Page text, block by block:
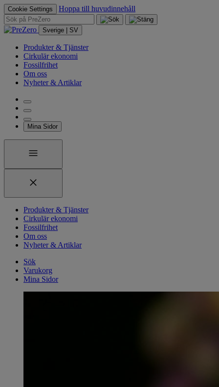
Cookie Settings Hoppa till huvudinnehåll
Sverige | SV
Produkter & Tjänster
Cirkulär ekonomi
Fossilfrihet
Om oss
Nyheter & Artiklar
Mina Sidor
Produkter & Tjänster
Cirkulär ekonomi
Fossilfrihet
Om oss
Nyheter & Artiklar
Sök
Varukorg
Mina Sidor